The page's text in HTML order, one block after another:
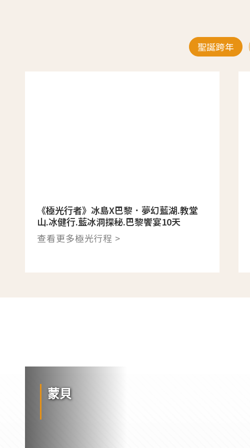
聖誕跨年
《極光行者》冰島X巴黎．夢幻藍湖.教堂
山.冰健行.藍冰洞探秘.巴黎饗宴10天
查看更多極光行程 >
蒙貝